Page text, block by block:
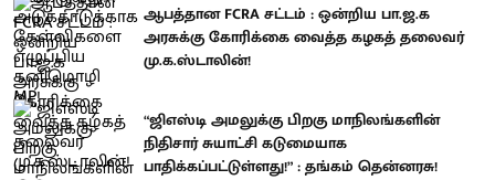
ஆபத்தான FCRA சட்டம் : ஒன்றிய பா.ஜ.க
அரசுக்கு கோரிக்கை வைத்த கழகத் தலைவர்
மு.க.ஸ்டாலின்!
“ஜிஎஸ்டி அமலுக்கு பிறகு மாநிலங்களின்
நிதிசார் சுயாட்சி கடுமையாக
பாதிக்கப்பட்டுள்ளது!” : தங்கம் தென்னரசு!